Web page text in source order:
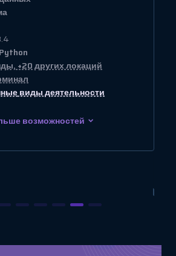
+20 других локаций
виды деятельности
возможностей